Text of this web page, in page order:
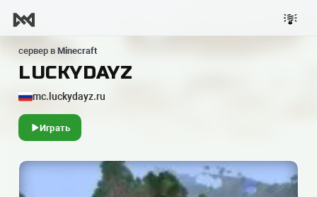
сервер в Minecraft
LUCKYDAYZ
mc.luckydayz.ru
Играть